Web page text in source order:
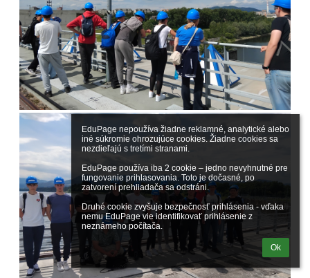
EduPage nepoužíva žiadne reklamné, analytické alebo
iné súkromie ohrozujúce cookies. Žiadne cookies sa
nezdieľajú s tretími stranami.
EduPage používa iba 2 cookie – jedno nevyhnutné pre
fungovanie prihlasovania. Toto je dočasné, po
zatvorení prehliadača sa odstráni.
Druhé cookie zvyšuje bezpečnosť prihlásenia - vďaka
nemu EduPage vie identifikovať prihlásenie z
neznámeho počítača.
Ok